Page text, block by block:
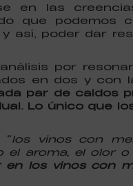
en las
que podemos
así, poder dar
por
en dos y con
par de caldos
Lo único que
los vinos con
aroma, el olor
los vinos con